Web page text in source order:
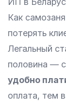
Как
потерять
Легальный
половина —
удобно
оплата, тем